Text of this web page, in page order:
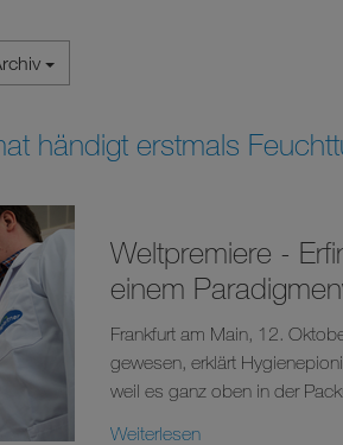
händigt erstmals
Weltpremiere -
einem
Frankfurt am Main, 12.
gewesen, erklärt
weil es ganz oben in der
Weiterlesen